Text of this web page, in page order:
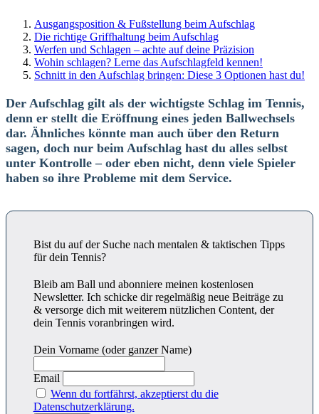
Ausgangsposition & Fußstellung beim Aufschlag
Die richtige Griffhaltung beim Aufschlag
Werfen und Schlagen – achte auf deine Präzision
Wohin schlagen? Lerne das Aufschlagfeld kennen!
Schnitt in den Aufschlag bringen: Diese 3 Optionen hast du!
Der Aufschlag gilt als der wichtigste Schlag im Tennis,
denn er stellt die Eröffnung eines jeden Ballwechsels
dar. Ähnliches könnte man auch über den Return
sagen, doch nur beim Aufschlag hast du alles selbst
unter Kontrolle – oder eben nicht, denn viele Spieler
haben so ihre Probleme mit dem Service.
Bist du auf der Suche nach mentalen & taktischen Tipps
für dein Tennis?
Bleib am Ball und abonniere meinen kostenlosen
Newsletter. Ich schicke dir regelmäßig neue Beiträge zu
& versorge dich mit weiterem nützlichen Content, der
dein Tennis voranbringen wird.
Dein Vorname (oder ganzer Name)
Email
Wenn du fortfährst, akzeptierst du die
Datenschutzerklärung.